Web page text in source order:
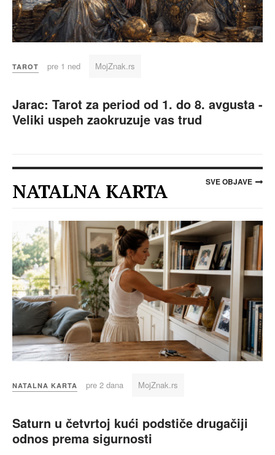
TAROT pre 1 ned MojZnak.rs
Jarac: Tarot za period od 1. do 8. avgusta -
Veliki uspeh zaokruzuje vas trud
NATALNA KARTA SVE OBJAVE
NATALNA KARTA pre 2 dana MojZnak.rs
Saturn u četvrtoj kući podstiče drugačiji
odnos prema sigurnosti